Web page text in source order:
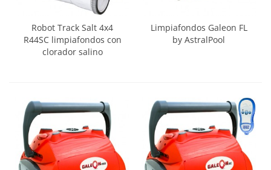
Robot Track Salt 4x4
R44SC limpiafondos con
clorador salino
Limpiafondos Galeon FL
by AstralPool